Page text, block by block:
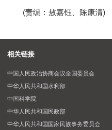
(责编：敖嘉钰、陈康清)
相关链接
中国人民政治协商会议全国委员会
中华人民共和国水利部
中国科学院
中华人民共和国民政部
中华人民共和国国家民族事务委员会